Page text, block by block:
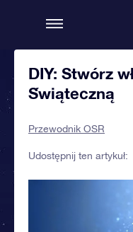
DIY: Stwórz
Świąteczną
Przewodnik OSR
Udostępnij ten artykuł: